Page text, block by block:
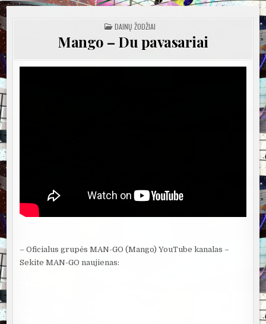
POSTED
IN
DAINŲ ŽODŽIAI
Mango – Du pavasariai
– Oficialus grupės MAN-GO (Mango) YouTube kanalas –
Sekite MAN-GO naujienas: